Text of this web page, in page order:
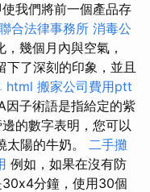
我們將前一個產品存
合法律事務所 消毒公
，幾個月內與空氣，
了深刻的印象，並且
html 搬家公司費用ptt
因子術語是指給定的紫
的數字表明，您可以
陽的牛奶。 二手攤
例如，如果在沒有防
分鐘，使用30個